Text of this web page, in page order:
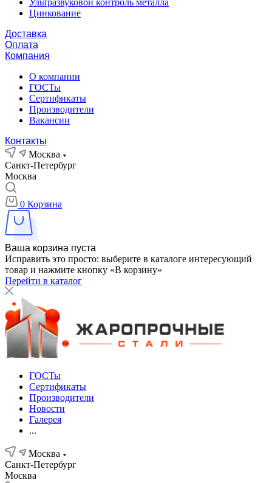
Ультразвуковой контроль металла
Цинкование
Доставка
Оплата
Компания
О компании
ГОСТы
Сертификаты
Производители
Вакансии
Контакты
Москва
Санкт-Петербург
Москва
0 Корзина
Ваша корзина пуста
Исправить это просто: выберите в каталоге интересующий
товар и нажмите кнопку «В корзину»
Перейти в каталог
ГОСТы
Сертификаты
Производители
Новости
Галерея
...
Москва
Санкт-Петербург
Москва